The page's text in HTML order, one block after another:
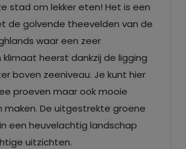
stad om lekker eten! Het is een
de golvende theevelden van de
waar een zeer
heerst dankzij de ligging
boven zeeniveau. Je kunt hier
proeven maar ook mooie
maken. De uitgestrekte groene
een heuvelachtig landschap
uitzichten.